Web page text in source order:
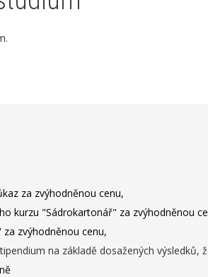
za zvýhodněnou cenu,
kurzu "Sádrokartonář" za zvýhodněnou
zvýhodněnou cenu,
na základě dosažených výsledků,